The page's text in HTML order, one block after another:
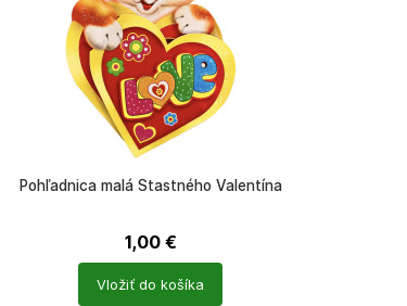
Pohľadnica malá Štastného Valentína
1,00 €
Vložiť do košíka